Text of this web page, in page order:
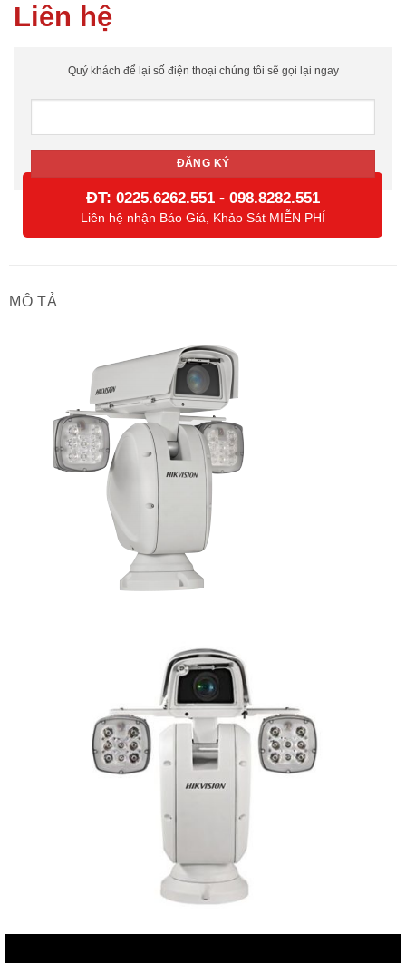
Liên hệ
Quý khách để lại số điện thoại chúng tôi sẽ gọi lại ngay
ĐT: 0225.6262.551 - 098.8282.551
Liên hệ nhận Báo Giá, Khảo Sát MIỄN PHÍ
MÔ TẢ